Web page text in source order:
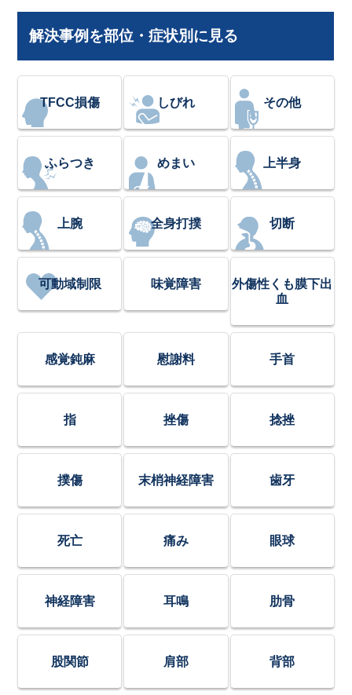
解決事例を部位・症状別に見る
TFCC損傷 しびれ その他
ふらつき めまい 上半身
上腕 全身打撲 切断
可動域制限 味覚障害
外傷性くも膜下出
血
感覚鈍麻 慰謝料 手首
指 挫傷 捻挫
撲傷 末梢神経障害 歯牙
死亡 痛み 眼球
神経障害 耳鳴 肋骨
股関節 肩部 背部